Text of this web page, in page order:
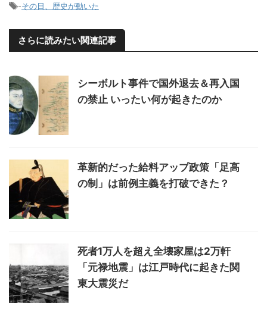
-その日、歴史が動いた
さらに読みたい関連記事
シーボルト事件で国外退去＆再入国
の禁止 いったい何が起きたのか
革新的だった給料アップ政策「足高
の制」は前例主義を打破できた？
死者1万人を超え全壊家屋は2万軒
「元禄地震」は江戸時代に起きた関
東大震災だ